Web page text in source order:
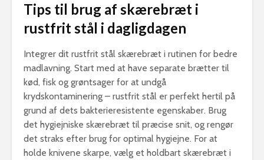
Tips til brug af skærebræt i
rustfrit stål i dagligdagen
Integrer dit rustfrit stål skærebræt i rutinen for bedre
madlavning. Start med at have separate brætter til
kød, fisk og grøntsager for at undgå
krydskontaminering – rustfrit stål er perfekt hertil på
grund af dets bakterieresistente egenskaber. Brug
det hygiejniske skærebræt til præcise snit, og rengør
det straks efter brug for optimal hygiejne. For at
holde knivene skarpe, vælg et holdbart skærebræt i